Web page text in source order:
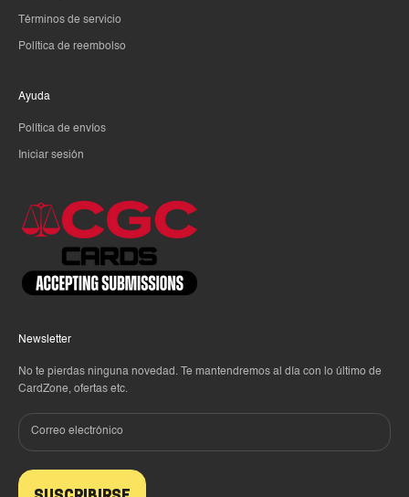
Términos de servicio
Política de reembolso
Ayuda
Política de envíos
Iniciar sesión
Newsletter
No te pierdas ninguna novedad. Te mantendremos al día con lo último de
CardZone, ofertas etc.